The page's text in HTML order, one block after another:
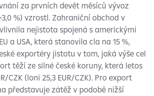
za prvních devět měsíců vývoz
%) vzrostl. Zahraniční obchod v
nejistota spojená s americkými
a USA, která stanovila cla na 15 %,
exportéry jistotu v tom, jaká výše cel
těží ze silné české koruny, která letos
CZK (loni 25,3 EUR/CZK). Pro export
představuje zátěž v podobě nižší